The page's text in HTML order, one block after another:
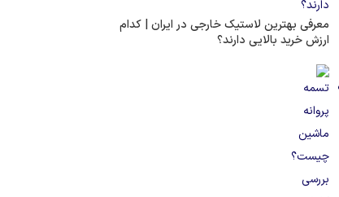
معرفی بهترین لاستیک خارجی در ایران | کدام
ارزش خرید بالایی دارند؟